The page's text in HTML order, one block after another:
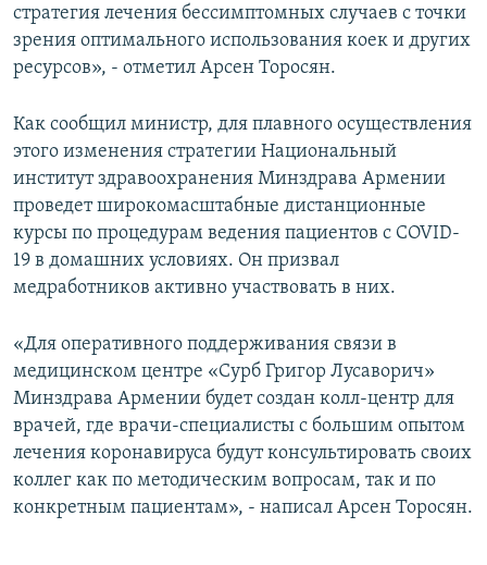
стратегия лечения бессимптомных случаев с точки
зрения оптимального использования коек и других
ресурсов», - отметил Арсен Торосян.
Как сообщил министр, для плавного осуществления
этого изменения стратегии Национальный
институт здравоохранения Минздрава Армении
проведет широкомасштабные дистанционные
курсы по процедурам ведения пациентов с COVID-
19 в домашних условиях. Он призвал
медработников активно участвовать в них.
«Для оперативного поддерживания связи в
медицинском центре «Сурб Григор Лусаворич»
Минздрава Армении будет создан колл-центр для
врачей, где врачи-специалисты с большим опытом
лечения коронавируса будут консультировать своих
коллег как по методическим вопросам, так и по
конкретным пациентам», - написал Арсен Торосян.